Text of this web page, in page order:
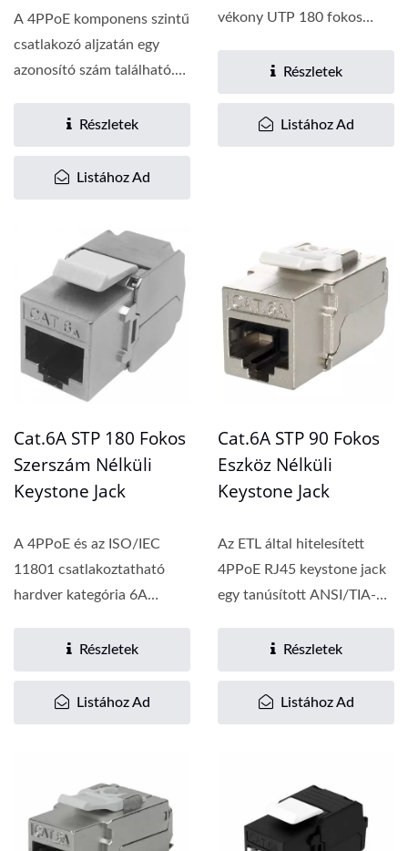
A 4PPoE komponens szintű
csatlakozó aljzatán egy
azonosító szám található.
Részletek
Listához Ad
vékony UTP 180 fokos
Részletek
Listához Ad
Cat.6A STP 180 Fokos
Szerszám Nélküli
Keystone Jack
A 4PPoE és az ISO/IEC
11801 csatlakoztatható
hardver kategória 6A
Részletek
Listához Ad
Cat.6A STP 90 Fokos
Eszköz Nélküli
Keystone Jack
Az ETL által hitelesített
4PPoE RJ45 keystone jack
egy tanúsított ANSI/TIA-
Részletek
Listához Ad